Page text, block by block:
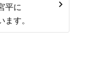
平に
す。